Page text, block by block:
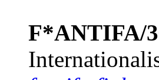
F*ANTIFA/